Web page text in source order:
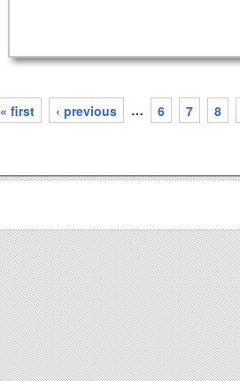
Outre son implication dans la
construira des embarcations à
« first ‹ previous … 6 7 8